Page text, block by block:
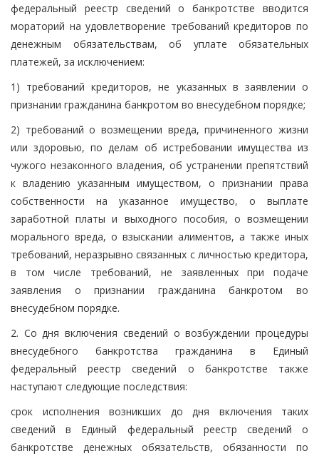
федеральный реестр сведений о банкротстве вводится
мораторий на удовлетворение требований кредиторов по
денежным обязательствам, об уплате обязательных
платежей, за исключением:
1) требований кредиторов, не указанных в заявлении о
признании гражданина банкротом во внесудебном порядке;
2) требований о возмещении вреда, причиненного жизни
или здоровью, по делам об истребовании имущества из
чужого незаконного владения, об устранении препятствий
к владению указанным имуществом, о признании права
собственности на указанное имущество, о выплате
заработной платы и выходного пособия, о возмещении
морального вреда, о взыскании алиментов, а также иных
требований, неразрывно связанных с личностью кредитора,
в том числе требований, не заявленных при подаче
заявления о признании гражданина банкротом во
внесудебном порядке.
2. Со дня включения сведений о возбуждении процедуры
внесудебного банкротства гражданина в Единый
федеральный реестр сведений о банкротстве также
наступают следующие последствия:
срок исполнения возникших до дня включения таких
сведений в Единый федеральный реестр сведений о
банкротстве денежных обязательств, обязанности по